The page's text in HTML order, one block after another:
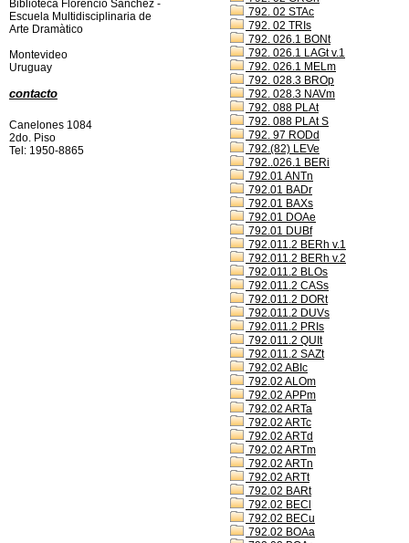
792. 02 STAc
792. 02 TRIs
792. 026.1 BONt
792. 026.1 LAGt v.1
792. 026.1 MELm
792. 028.3 BROp
792. 028.3 NAVm
792. 088 PLAt
792. 088 PLAt S
792. 97 RODd
792.(82) LEVe
792..026.1 BERi
792.01 ANTn
792.01 BADr
792.01 BAXs
792.01 DOAe
792.01 DUBf
792.011.2 BERh v.1
792.011.2 BERh v.2
792.011.2 BLOs
792.011.2 CASs
792.011.2 DORt
792.011.2 DUVs
792.011.2 PRIs
792.011.2 QUIt
792.011.2 SAZt
792.02 ABIc
792.02 ALOm
792.02 APPm
792.02 ARTa
792.02 ARTc
792.02 ARTd
792.02 ARTm
792.02 ARTn
792.02 ARTt
792.02 BARt
792.02 BECl
792.02 BECu
792.02 BOAa
Biblioteca Florencio Sànchez -
Escuela Multidisciplinaria de
Arte Dramàtico
Montevideo
Uruguay
contacto
Canelones 1084
2do. Piso
Tel: 1950-8865